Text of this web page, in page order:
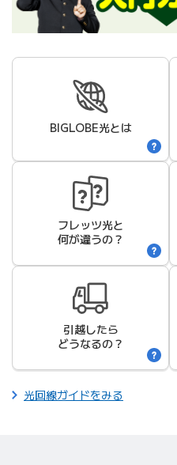
BIGLOBE光とは
フレッツ光と
何が違うの？
引越したら
どうなるの？
光回線ガイドをみる